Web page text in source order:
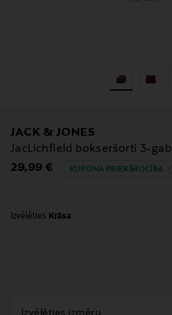
JACK & JONES
JacLichfield bokseršorti 3-gab
Original Price
29,99 € KUPONA PRIEKŠROCĪBA
Izvēlēties Krāsa